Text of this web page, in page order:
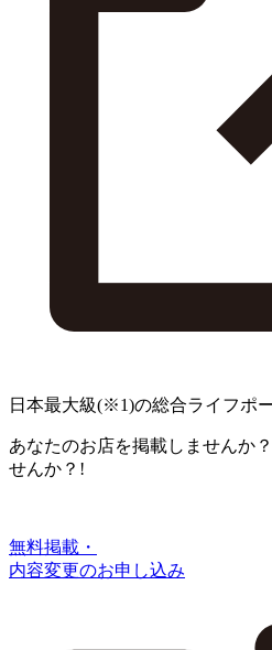
日本最大級(※1)の総合ライフポ
あなたのお店を掲載しませんか？
せんか？!
無料掲載・
内容変更のお申し込み